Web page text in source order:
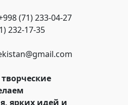
(71) 233-04-27
232-17-35
ярких идей и